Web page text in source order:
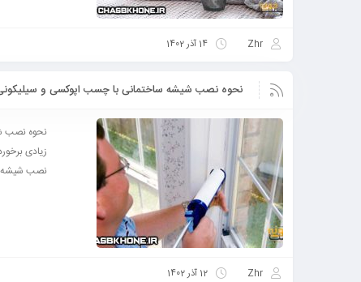
Zhr 14 آذر 1402
نحوه نصب شیشه ساختمانی با چسب اپوکسی و
نحوه نصب
زیادی
نصب شیشه
Zhr 12 آذر 1402